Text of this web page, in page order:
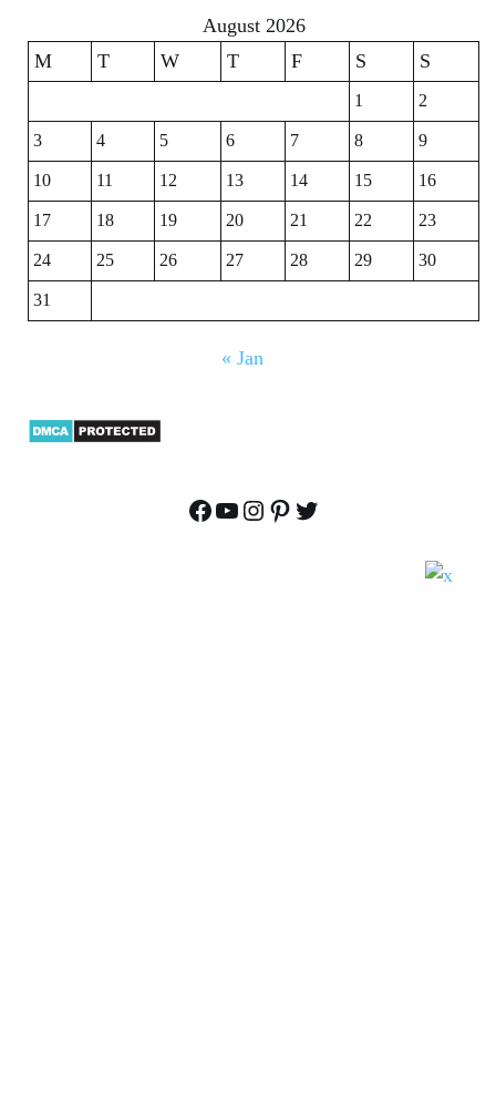
August 2026
M
T W T F S S
1
2
3
4 5 6 7 8
9
10
11 12 13 14 15
16
17
18 19 20 21 22
23
24
25 26 27 28 29
30
31
« Jan